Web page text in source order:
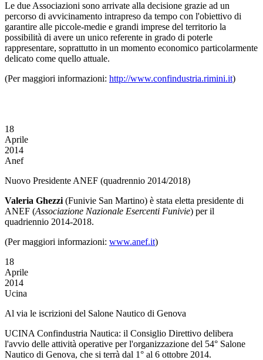
Le due Associazioni sono arrivate alla decisione grazie ad un
percorso di avvicinamento intrapreso da tempo con l'obiettivo di
garantire alle piccole-medie e grandi imprese del territorio la
possibilità di avere un unico referente in grado di poterle
rappresentare, soprattutto in un momento economico particolarmente
delicato come quello attuale.
(Per maggiori informazioni: http://www.confindustria.rimini.it)
18
Aprile
2014
Anef
Nuovo Presidente ANEF (quadrennio 2014/2018)
Valeria Ghezzi (Funivie San Martino) è stata eletta presidente di
ANEF (Associazione Nazionale Esercenti Funivie) per il
quadriennio 2014-2018.
(Per maggiori informazioni: www.anef.it)
18
Aprile
2014
Ucina
Al via le iscrizioni del Salone Nautico di Genova
UCINA Confindustria Nautica: il Consiglio Direttivo delibera
l'avvio delle attività operative per l'organizzazione del 54° Salone
Nautico di Genova, che si terrà dal 1° al 6 ottobre 2014.